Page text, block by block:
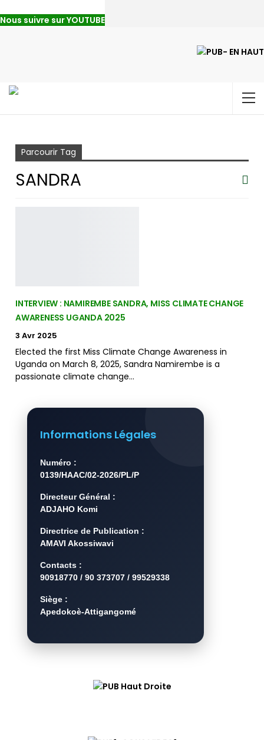
Nous suivre sur YOUTUBE
Parcourir Tag
SANDRA
INTERVIEW : NAMIREMBE SANDRA, MISS CLIMATE CHANGE
AWARENESS UGANDA 2025
3 Avr 2025
Elected the first Miss Climate Change Awareness in
Uganda on March 8, 2025, Sandra Namirembe is a
passionate climate change…
Informations Légales
Numéro :
0139/HAAC/02-2026/PL/P
Directeur Général :
ADJAHO Komi
Directrice de Publication :
AMAVI Akossiwavi
Contacts :
90918770 / 90 373707 / 99529338
Siège :
Apedokoè-Attigangomé